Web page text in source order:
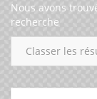
Nous avons
recherche
Classer les